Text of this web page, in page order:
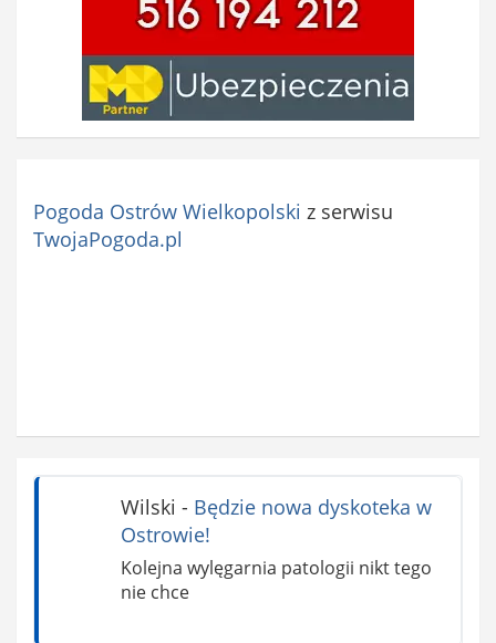
Pogoda Ostrów Wielkopolski z serwisu
TwojaPogoda.pl
Wilski - Będzie nowa dyskoteka w
Ostrowie!
Kolejna wylęgarnia patologii nikt tego
nie chce